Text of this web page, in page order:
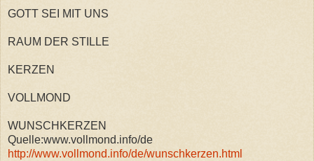
GOTT SEI MIT UNS
RAUM DER STILLE
KERZEN
VOLLMOND
WUNSCHKERZEN
Quelle:www.vollmond.info/de
http://www.vollmond.info/de/wunschkerzen.html